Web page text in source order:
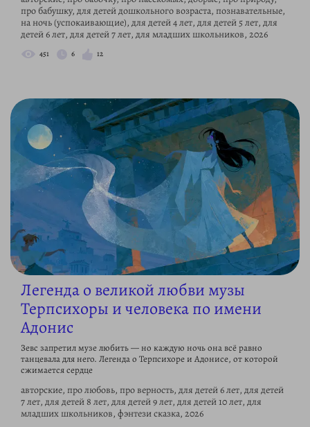
про бабушку, для детей дошкольного возраста, познавательные,
на ночь (успокаивающие), для детей 4 лет, для детей 5 лет, для
детей 6 лет, для детей 7 лет, для младших школьников, 2026
451 6 12
Легенда о великой любви музы
Терпсихоры и человека по имени
Адонис
Зевс запретил музе любить — но каждую ночь она всё равно
танцевала для него. Легенда о Терпсихоре и Адонисе, от которой
сжимается сердце
авторские, про любовь, про верность, для детей 6 лет, для детей
7 лет, для детей 8 лет, для детей 9 лет, для детей 10 лет, для
младших школьников, фэнтези сказка, 2026